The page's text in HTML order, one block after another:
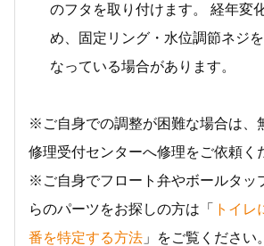
のフタを取り付けます。 経年変
め、固定リング・水位調節ネジ
なっている場合があります。
※ご自身での調整が困難な場合は、
修理受付センターへ修理をご依頼く
※ご自身でフロート弁やボールタッ
らのパーツをお探しの方は「
トイレ
番を特定する方法 」をご覧ください。